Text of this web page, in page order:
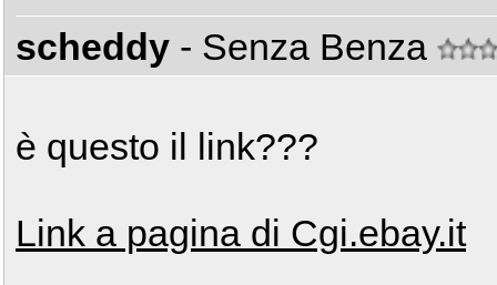
scheddy - Senza Benza
è questo il link???
Link a pagina di Cgi.ebay.it